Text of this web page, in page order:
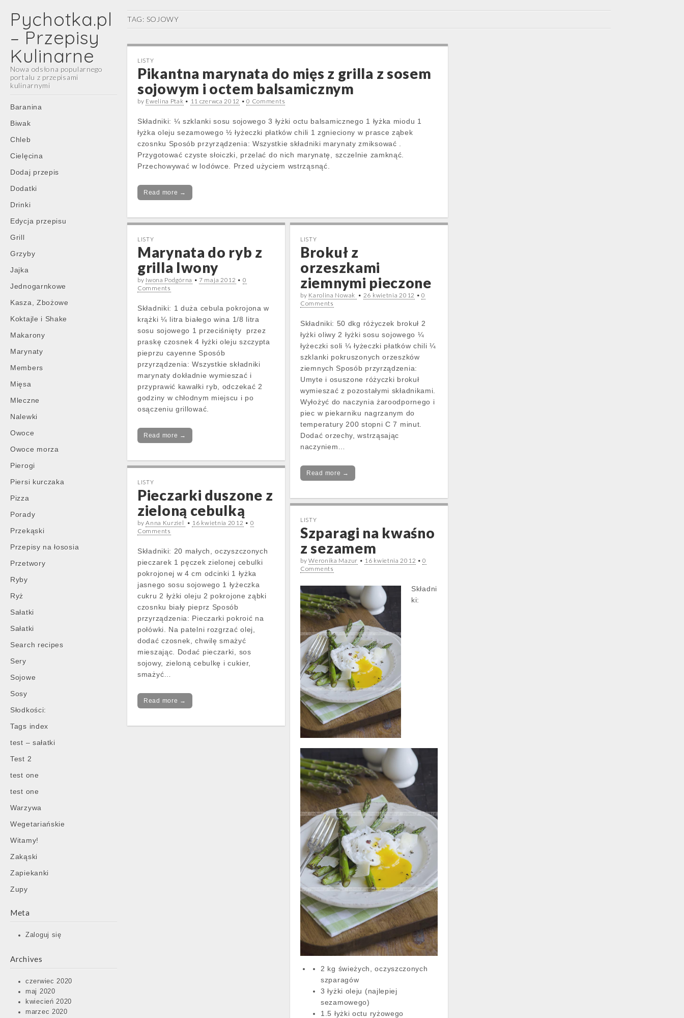
Pychotka.pl
– Przepisy
Kulinarne
Nowa odsłona popularnego
portalu z przepisami
kulinarnymi
Main
menu
Skip
content
Baranina
Biwak
Chleb
Cielęcina
Dodaj przepis
Dodatki
Drinki
Edycja przepisu
Grill
Grzyby
Jajka
Jednogarnkowe
Kasza, Zbożowe
Koktajle i Shake
Makarony
Marynaty
Members
Mięsa
Mleczne
Nalewki
Owoce
Owoce morza
Pierogi
Piersi kurczaka
Pizza
Porady
Przekąski
Przepisy na łososia
Przetwory
Ryby
Ryż
Sałatki
Sałatki
Search recipes
Sery
Sojowe
Sosy
Słodkości:
Tags index
test – sałatki
Test 2
test one
test one
Warzywa
Wegetariańskie
Witamy!
Zakąski
Zapiekanki
Zupy
Meta
Zaloguj się
Archives
czerwiec 2020
maj 2020
kwiecień 2020
marzec 2020
TAG: SOJOWY
LISTY
Pikantna marynata do mięs z grilla z sosem
sojowym i octem balsamicznym
by Ewelina Ptak • 11 czerwca 2012 •0 Comments
Składniki: ¼ szklanki sosu sojowego 3 łyżki octu balsamicznego 1 łyżka miodu 1
łyżka oleju sezamowego ½ łyżeczki płatków chili 1 zgnieciony w prasce ząbek
czosnku Sposób przyrządzenia: Wszystkie składniki marynaty zmiksować .
Przygotować czyste słoiczki, przelać do nich marynatę, szczelnie zamknąć.
Przechowywać w lodówce. Przed użyciem wstrząsnąć.
Read more →
LISTY
Marynata do ryb z
grilla Iwony
by Iwona Podgórna •7 maja 2012 • 0
Comments
Składniki: 1 duża cebula pokrojona w
krążki ¼ litra białego wina 1/8 litra
sosu sojowego 1 przeciśnięty przez
praskę czosnek 4 łyżki oleju szczypta
pieprzu cayenne Sposób
przyrządzenia: Wszystkie składniki
marynaty dokładnie wymieszać i
przyprawić kawałki ryb, odczekać 2
godziny w chłodnym miejscu i po
osączeniu grillować.
Read more →
LISTY
Brokuł z
orzeszkami
ziemnymi pieczone
by Karolina Nowak • 26 kwietnia 2012 •0
Comments
Składniki: 50 dkg różyczek brokuł 2
łyżki oliwy 2 łyżki sosu sojowego ¼
łyżeczki soli ¼ łyżeczki płatków chili ¼
szklanki pokruszonych orzeszków
ziemnych Sposób przyrządzenia:
Umyte i osuszone różyczki brokuł
wymieszać z pozostałymi składnikami.
Wyłożyć do naczynia żaroodpornego i
piec w piekarniku nagrzanym do
temperatury 200 stopni C 7 minut.
Dodać orzechy, wstrząsając
naczyniem…
Read more →
LISTY
Pieczarki duszone z
zieloną cebulką
byAnna Kurziel • 16 kwietnia 2012 • 0
Comments
Składniki: 20 małych, oczyszczonych
pieczarek 1 pęczek zielonej cebulki
pokrojonej w 4 cm odcinki 1 łyżka
jasnego sosu sojowego 1 łyżeczka
cukru 2 łyżki oleju 2 pokrojone ząbki
czosnku biały pieprz Sposób
przyrządzenia: Pieczarki pokroić na
połówki. Na patelni rozgrzać olej,
dodać czosnek, chwilę smażyć
mieszając. Dodać pieczarki, sos
sojowy, zieloną cebulkę i cukier,
smażyć…
Read more →
LISTY
Szparagi na kwaśno
z sezamem
byWeronika Mazur • 16 kwietnia 2012 •0
Comments
Składni
ki:
2 kg świeżych, oczyszczonych
szparagów
3 łyżki oleju (najlepiej
sezamowego)
1.5 łyżki octu ryżowego